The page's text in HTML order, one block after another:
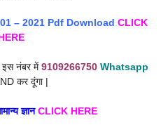
– 2021 Pdf Download CLICK
इस नंबर में9109266750 Whatsapp
कर दूंगा |
ज्ञानCLICK HERE